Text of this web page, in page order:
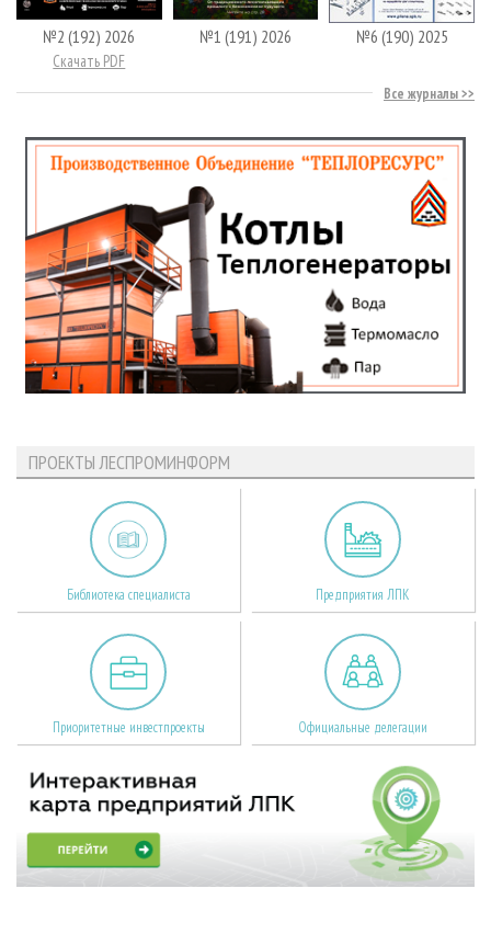
№2 (192) 2026
Скачать PDF
№1 (191) 2026 №6 (190) 2025
Все журналы
ПРОЕКТЫ ЛЕСПРОМИНФОРМ
Библиотека специалиста Предприятия ЛПК
Приоритетные инвестпроекты Официальные делегации